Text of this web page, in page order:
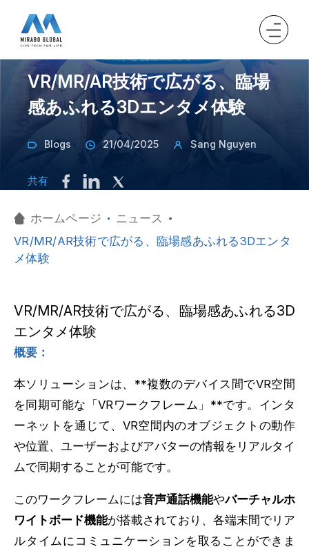
VR/MR/AR技術で広がる、臨場
感あふれる3Dエンタメ体験
Blogs 21/04/2025 Sang Nguyen
共有
ホームページ
ニュース
VR/MR/AR技術で広がる、臨場感あふれる3Dエンタ
メ体験
VR/MR/AR技術で広がる、臨場感あふれる3D
エンタメ体験
概要：
本ソリューションは、**複数のデバイス間でVR空間
を同期可能な「VRワークフレーム」**です。インタ
ーネットを通じて、VR空間内のオブジェクトの動作
や位置、ユーザーおよびアバターの情報をリアルタイ
ムで同期することが可能です。
このワークフレームには音声通話機能やバーチャルホ
ワイトボード機能が搭載されており、各端末間でリア
ルタイムにコミュニケーションを取ることができま